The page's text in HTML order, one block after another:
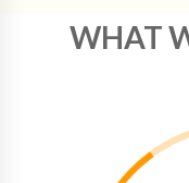
WHAT